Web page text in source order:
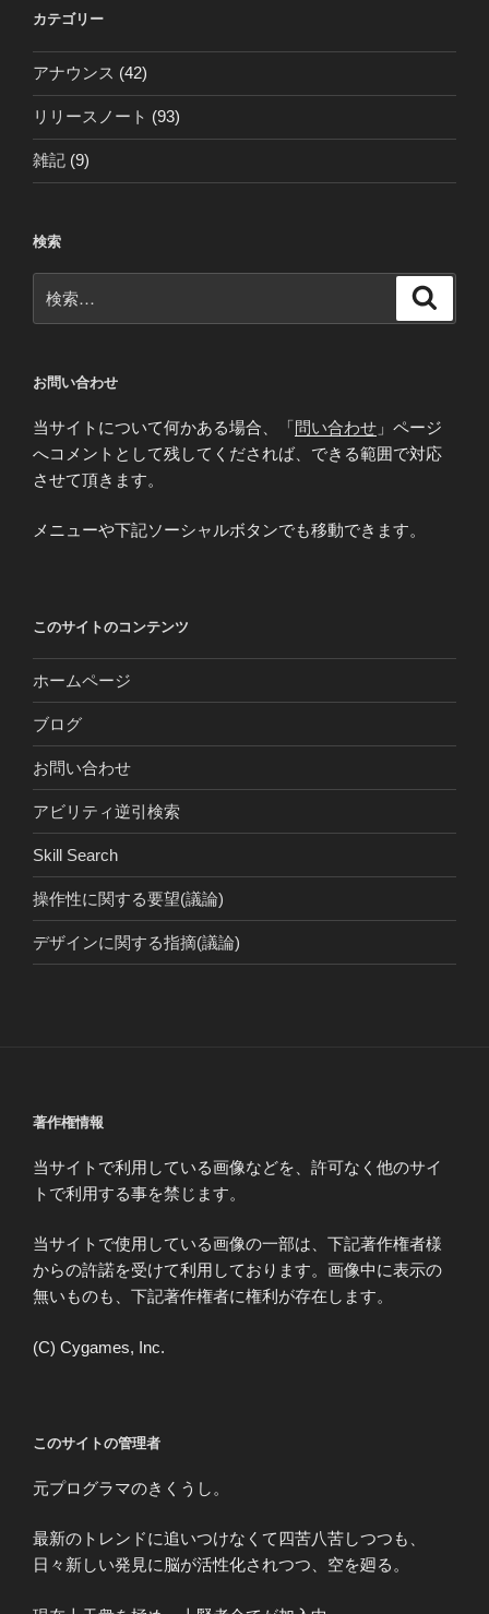
カテゴリー
アナウンス (42)
リリースノート (93)
雑記 (9)
検索
索:
お問い合わせ
当サイトについて何かある場合、「問い合わせ 」ページ
へコメントとして残してくだされば、できる範囲で対応
させて頂きます。
メニューや下記ソーシャルボタンでも移動できます。
このサイトのコンテンツ
ホームページ
ブログ
お問い合わせ
アビリティ逆引検索
Skill Search
操作性に関する要望(議論)
デザインに関する指摘(議論)
著作権情報
当サイトで利用している画像などを、許可なく他のサイ
トで利用する事を禁じます。
当サイトで使用している画像の一部は、下記著作権者様
からの許諾を受けて利用しております。画像中に表示の
無いものも、下記著作権者に権利が存在します。
(C) Cygames, Inc.
このサイトの管理者
元プログラマのきくうし。
最新のトレンドに追いつけなくて四苦八苦しつつも、
日々新しい発見に脳が活性化されつつ、空を廻る。